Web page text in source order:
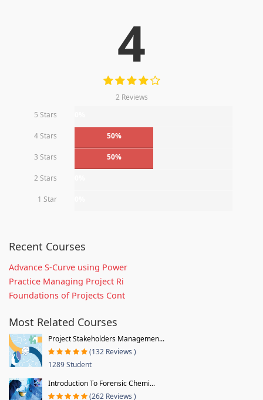
4
2 Reviews
5 Stars
4 Stars 50%
3 Stars 50%
2 Stars
1 Star
Recent Courses
Advance S-Curve using Power
Practice Managing Project Ri
Foundations of Projects Cont
Most Related Courses
Project Stakeholders Managemen...
(132 Reviews )
1289 Student
Introduction To Forensic Chemi...
(262 Reviews )